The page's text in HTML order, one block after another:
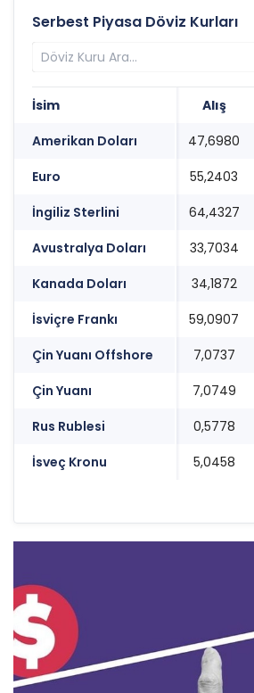
Serbest Piyasa Döviz Kurları
İsim Alış
Amerikan Doları
47,6980
Euro
55,2403
İngiliz Sterlini
64,4327
Avustralya Doları
33,7034
Kanada Doları
34,1872
İsviçre Frankı
59,0907
Çin Yuanı Offshore
7,0737
Çin Yuanı
7,0749
Rus Rublesi
0,5778
İsveç Kronu
5,0458